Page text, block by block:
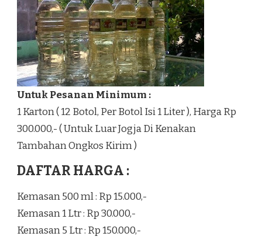
Untuk Pesanan Minimum :
1 Karton ( 12 Botol, Per Botol Isi 1 Liter ), Harga Rp
300.000,- ( Untuk Luar Jogja Di Kenakan
Tambahan Ongkos Kirim )
DAFTAR HARGA :
Kemasan 500 ml : Rp 15.000,-
Kemasan 1 Ltr : Rp 30.000,-
Kemasan 5 Ltr : Rp 150.000,-